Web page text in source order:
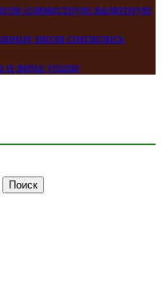
совместную валютную
июля снизились
и вина упали